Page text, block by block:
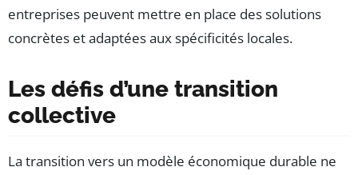
entreprises peuvent mettre en place des solutions
concrètes et adaptées aux spécificités locales.
Les défis d’une transition
collective
La transition vers un modèle économique durable ne